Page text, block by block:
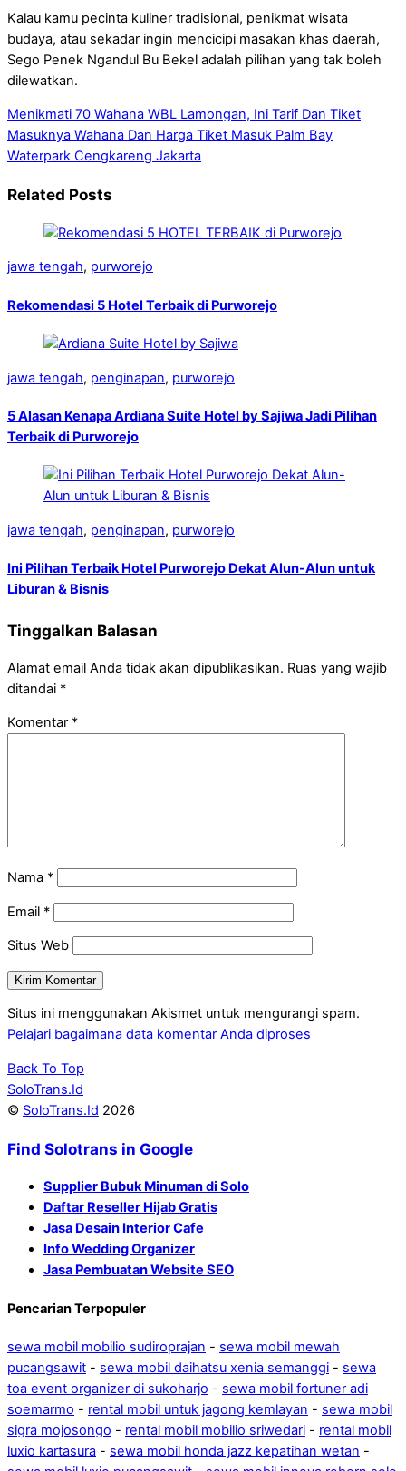
Kalau kamu pecinta kuliner tradisional, penikmat wisata
budaya, atau sekadar ingin mencicipi masakan khas daerah,
Sego Penek Ngandul Bu Bekel adalah pilihan yang tak boleh
dilewatkan.
Menikmati 70 Wahana WBL Lamongan, Ini Tarif Dan Tiket
Masuknya Wahana Dan Harga Tiket Masuk Palm Bay
Waterpark Cengkareng Jakarta
Related Posts
jawa tengah, purworejo
Rekomendasi 5 Hotel Terbaik di Purworejo
jawa tengah, penginapan, purworejo
5 Alasan Kenapa Ardiana Suite Hotel by Sajiwa Jadi Pilihan
Terbaik di Purworejo
jawa tengah, penginapan, purworejo
Ini Pilihan Terbaik Hotel Purworejo Dekat Alun-Alun untuk
Liburan & Bisnis
Tinggalkan Balasan
Alamat email Anda tidak akan dipublikasikan. Ruas yang wajib
ditandai *
Komentar *
Nama *
Email *
Situs Web
Situs ini menggunakan Akismet untuk mengurangi spam.
Pelajari bagaimana data komentar Anda diproses
Back To Top
SoloTrans.Id
© SoloTrans.Id 2026
Find Solotrans in Google
Supplier Bubuk Minuman di Solo
Daftar Reseller Hijab Gratis
Jasa Desain Interior Cafe
Info Wedding Organizer
Jasa Pembuatan Website SEO
Pencarian Terpopuler
sewa mobil mobilio sudiroprajan - sewa mobil mewah
pucangsawit - sewa mobil daihatsu xenia semanggi - sewa
toa event organizer di sukoharjo - sewa mobil fortuner adi
soemarmo - rental mobil untuk jagong kemlayan - sewa mobil
sigra mojosongo - rental mobil mobilio sriwedari - rental mobil
luxio kartasura - sewa mobil honda jazz kepatihan wetan -